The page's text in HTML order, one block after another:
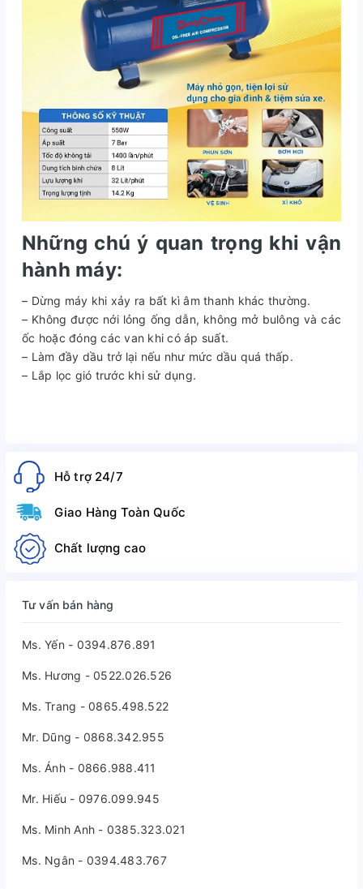
Những chú ý quan trọng khi vận
hành máy:
– Dừng máy khi xảy ra bất kì âm thanh khác thường.
– Không được nới lỏng ống dẫn, không mở bulông và các
ốc hoặc đóng các van khi có áp suất.
– Làm đầy dầu trở lại nếu như mức dầu quá thấp.
– Lắp lọc gió trước khi sử dụng.
Hỗ trợ 24/7
Giao Hàng Toàn Quốc
Chất lượng cao
Tư vấn bán hàng
Ms. Yến - 0394.876.891
Ms. Hương - 0522.026.526
Ms. Trang - 0865.498.522
Mr. Dũng - 0868.342.955
Ms. Ánh - 0866.988.411
Mr. Hiếu - 0976.099.945
Ms. Minh Anh - 0385.323.021
Ms. Ngân - 0394.483.767